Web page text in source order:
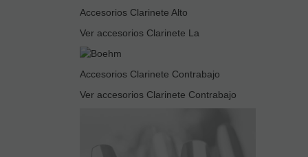
Accesorios Clarinete Alto
Ver accesorios Clarinete La
Accesorios Clarinete Contrabajo
Ver accesorios Clarinete Contrabajo